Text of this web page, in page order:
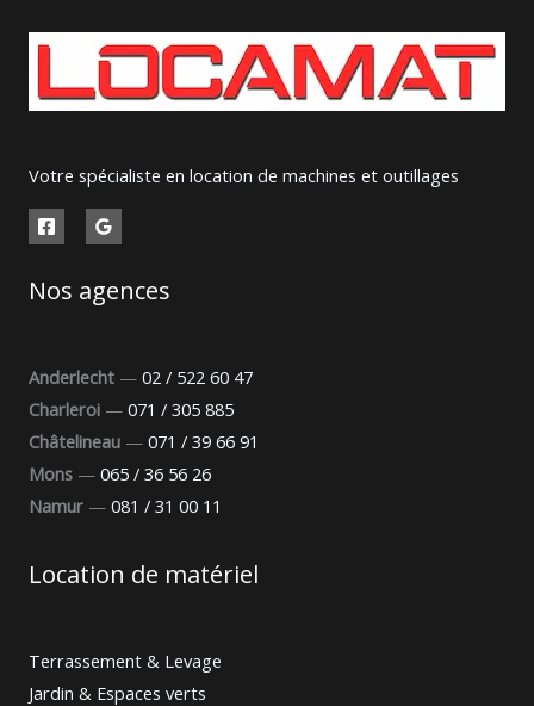
Votre spécialiste en location de machines et outillages
Nos agences
Anderlecht — 02 / 522 60 47
Charleroi — 071 / 305 885
Châtelineau — 071 / 39 66 91
Mons — 065 / 36 56 26
Namur — 081 / 31 00 11
Location de matériel
Terrassement & Levage
Jardin & Espaces verts